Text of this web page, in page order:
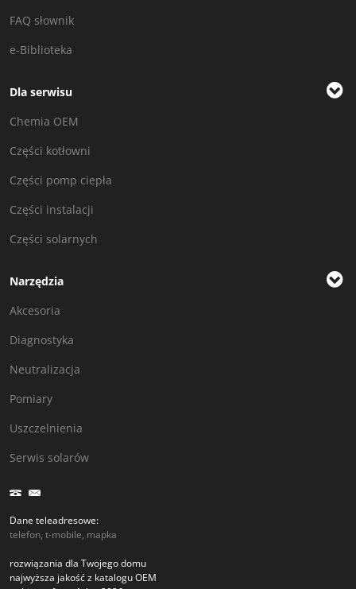
FAQ słownik
e-Biblioteka
Dla serwisu
Chemia OEM
Części kotłowni
Części pomp ciepła
Części instalacji
Części solarnych
Narzędzia
Akcesoria
Diagnostyka
Neutralizacja
Pomiary
Uszczelnienia
Serwis solarów
Dane teleadresowe:
telefon, t-mobile, mapka
rozwiązania dla Twojego domu
najwyższa jakość z katalogu OEM